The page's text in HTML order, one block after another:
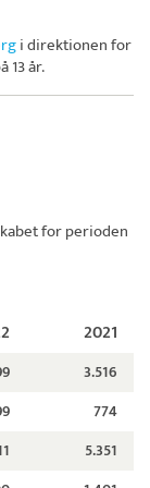
i direktionen for
13 år.
for perioden
2021
3.516
774
5.351